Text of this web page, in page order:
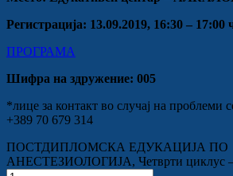
Регистрација: 13.09.2019, 16:30 – 17:00
ПРОГРАМА
Шифра на здружение: 005
*лице за контакт во случај на проблеми
+389 70 679 314
ПОСТДИПЛОМСКА ЕДУКАЦИЈА ПО
АНЕСТЕЗИОЛОГИЈА, Четврти циклус –